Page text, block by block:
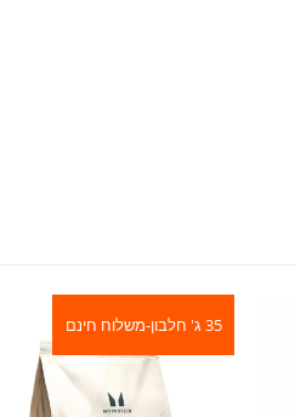
35 ג' חלבון-משלוח חינם